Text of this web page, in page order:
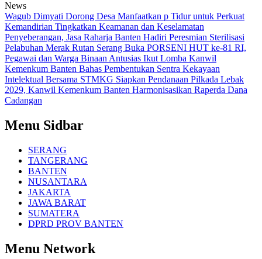
News
Wagub Dimyati Dorong Desa Manfaatkan p Tidur untuk Perkuat
Kemandirian Tingkatkan Keamanan dan Keselamatan
Penyeberangan, Jasa Raharja Banten Hadiri Peresmian Sterilisasi
Pelabuhan Merak Rutan Serang Buka PORSENI HUT ke-81 RI,
Pegawai dan Warga Binaan Antusias Ikut Lomba Kanwil
Kemenkum Banten Bahas Pembentukan Sentra Kekayaan
Intelektual Bersama STMKG Siapkan Pendanaan Pilkada Lebak
2029, Kanwil Kemenkum Banten Harmonisasikan Raperda Dana
Cadangan
Menu Sidbar
SERANG
TANGERANG
BANTEN
NUSANTARA
JAKARTA
JAWA BARAT
SUMATERA
DPRD PROV BANTEN
Menu Network